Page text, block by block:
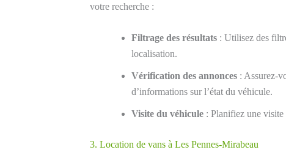
votre recherche :
Filtrage des résultats : Utilisez des
localisation.
Vérification des annonces : Assurez-
d’informations sur l’état du véhicule.
Visite du véhicule : Planifiez une visite
3. Location de vans à Les Pennes-Mirabeau